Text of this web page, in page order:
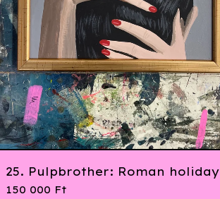
25. Pulpbrother: Roman holiday
150 000 Ft